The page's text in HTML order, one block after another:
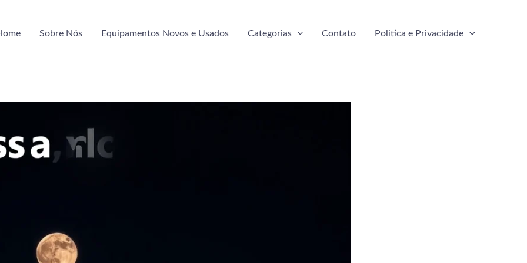
Sobre Nós Equipamentos Novos e Usados Categorias Contato Politica e Privacidade